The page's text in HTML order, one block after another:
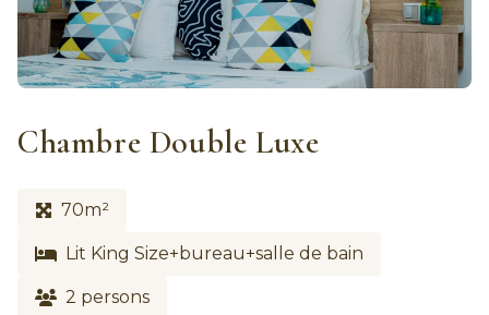
Chambre Double Luxe
70m²
Lit King Size+bureau+salle de bain
2 persons